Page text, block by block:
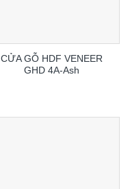
CỬA GỖ HDF VENEER
GHD 4A-Ash